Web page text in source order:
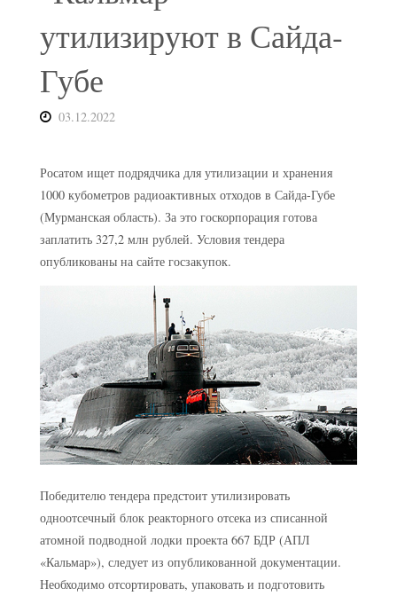
утилизируют в Сайда-
Губе
03.12.2022
Росатом ищет подрядчика для утилизации и хранения
1000 кубометров радиоактивных отходов в Сайда-Губе
(Мурманская область). За это госкорпорация готова
заплатить 327,2 млн рублей. Условия тендера
опубликованы на сайте госзакупок.
Победителю тендера предстоит утилизировать
одноотсечный блок реакторного отсека из списанной
атомной подводной лодки проекта 667 БДР (АПЛ
«Кальмар»), следует из опубликованной документации.
Необходимо отсортировать, упаковать и подготовить